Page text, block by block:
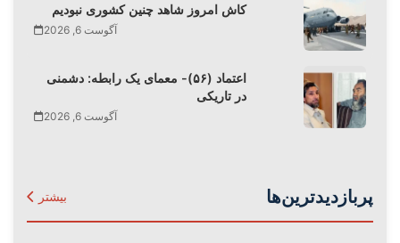
کاش امروز شاهد چنین کشوری نبودیم
آگوست 6, 2026
اعتماد (۵۶)- معمای یک رابطه: دشمنی
در تاریکی
آگوست 6, 2026
پربازدیدترین‌ها بیشتر